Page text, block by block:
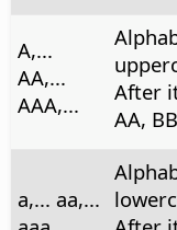
A,...
AA,...
AAA,...
After
AA,
a,... aa,...